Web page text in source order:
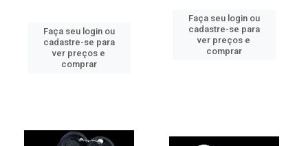
Faça seu login ou
cadastre-se para
ver preços e
comprar
Faça seu login ou
cadastre-se para
ver preços e
comprar